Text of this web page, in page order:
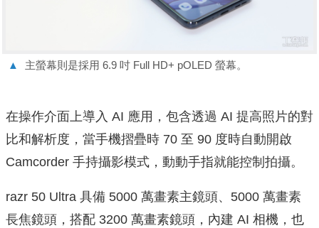
▲ 主螢幕則是採用 6.9 吋 Full HD+ pOLED 螢幕。
在操作介面上導入 AI 應用，包含透過 AI 提高照片的對
比和解析度，當手機摺疊時 70 至 90 度時自動開啟
Camcorder 手持攝影模式，動動手指就能控制拍攝。
razr 50 Ultra 具備 5000 萬畫素主鏡頭、5000 萬畫素
長焦鏡頭，搭配 3200 萬畫素鏡頭，內建 AI 相機，也